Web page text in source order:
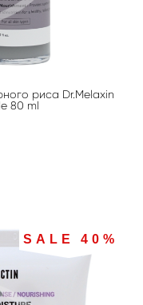
риса Dr.Melaxin
80 ml
SALE 40%